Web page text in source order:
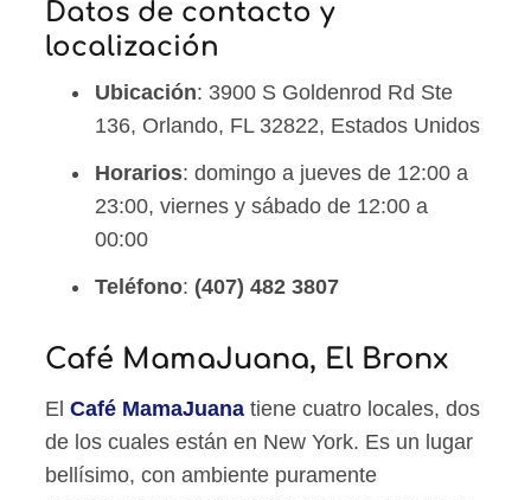
Datos de contacto y
localización
Ubicación: 3900 S Goldenrod Rd Ste
136, Orlando, FL 32822, Estados Unidos
Horarios: domingo a jueves de 12:00 a
23:00, viernes y sábado de 12:00 a
00:00
Teléfono: (407) 482 3807
Café MamaJuana, El Bronx
ElCafé MamaJuana tiene cuatro locales, dos
de los cuales están en New York. Es un lugar
bellísimo, con ambiente puramente